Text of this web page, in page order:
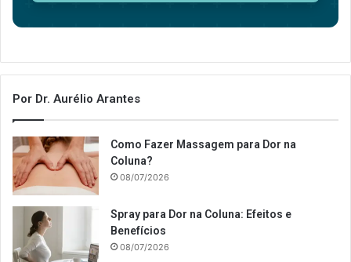
Por Dr. Aurélio Arantes
Como Fazer Massagem para Dor na
Coluna?
08/07/2026
Spray para Dor na Coluna: Efeitos e
Benefícios
08/07/2026